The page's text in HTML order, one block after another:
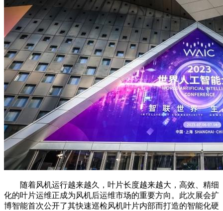
随着风机运行越来越久，叶片长度越来越大，高效、精细
化的叶片运维正成为风机后运维市场的重要方向。此次展会扩
博智能首次公开了其快速巡检风机叶片内部而打造的智能化硬